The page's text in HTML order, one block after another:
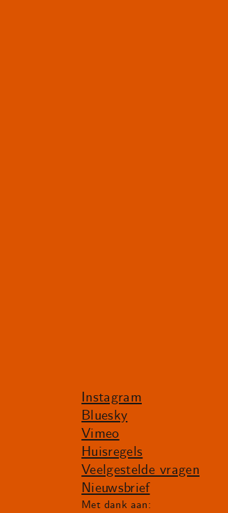
Instagram
Bluesky
Vimeo
Huisregels
Veelgestelde vragen
Nieuwsbrief
Met dank aan: